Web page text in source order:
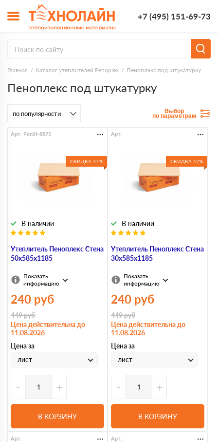
+7 (495) 151-69-73
Главная Каталог утеплителей Penoplex Пеноплэкс под штукатурку
Пеноплекс под штукатурку
Выбор
по параметрам
СКИДКА 47%
Утеплитель Пеноплекс Стена
50х585х1185
В наличии
Арт. PenSt-8875
Показать
информацию
240 руб
449руб
Цена действительна до
11.08.2026
Цена за
лист
- +
В КОРЗИНУ
СКИДКА 47%
Утеплитель Пеноплекс Стена
30х585х1185
В наличии
Арт.
Показать
информацию
240 руб
449руб
Цена действительна до
11.08.2026
Цена за
лист
- +
В КОРЗИНУ
Арт. Арт.